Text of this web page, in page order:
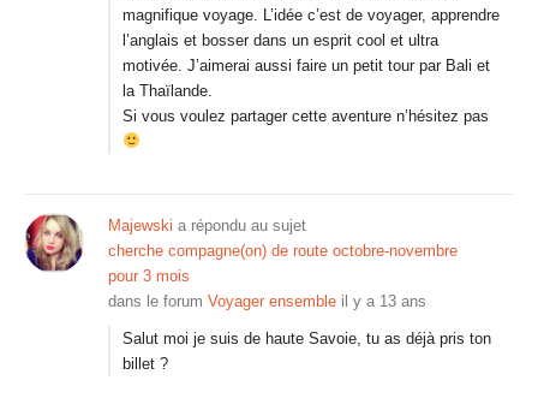
magnifique voyage. L’idée c’est de voyager, apprendre
l’anglais et bosser dans un esprit cool et ultra
motivée. J’aimerai aussi faire un petit tour par Bali et
la Thaïlande.
Si vous voulez partager cette aventure n’hésitez pas
Majewski a répondu au sujet
cherche compagne(on) de route octobre-novembre
pour 3 mois
dans le forum Voyager ensemble il y a 13 ans
Salut moi je suis de haute Savoie, tu as déjà pris ton
billet ?